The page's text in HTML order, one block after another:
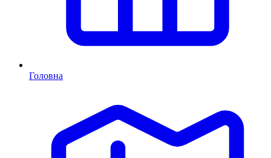
Головна